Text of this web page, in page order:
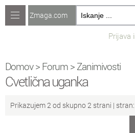
Računalništvo
Recepti
Naredi sam
Forum
Zmaga.com
Prijava
Domov> Forum > Zanimivosti
Cvetlična uganka
Prikazujem 2 od skupno 2 strani | stran: